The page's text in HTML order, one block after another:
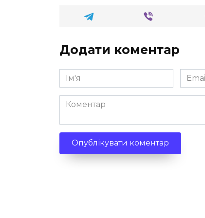
Додати коментар
Ім'я
*
Email
*
Коментар